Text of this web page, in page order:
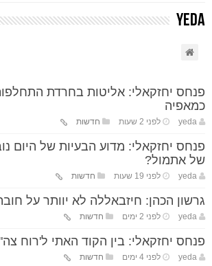
yeda
פנחס יחזקאלי: אליטות בחרדת
כמאפיה
yeda לפני 2 שעות חדשות
פנחס יחזקאלי: מדוע הבעיות של היום
של אתמול?
yeda לפני 19 שעות חדשות
גרשון הכהן: חיזבאללה לא יוותר על
yeda לפני 2 ימים חדשות
פנחס יחזקאלי: בין הקוד האתי ל'רוח
yeda לפני 4 ימים חדשות